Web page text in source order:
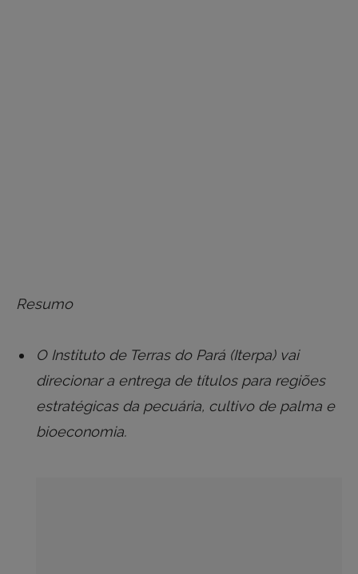
Resumo
O Instituto de Terras do Pará (Iterpa) vai
direcionar a entrega de títulos para regiões
estratégicas da pecuária, cultivo de palma e
bioeconomia.